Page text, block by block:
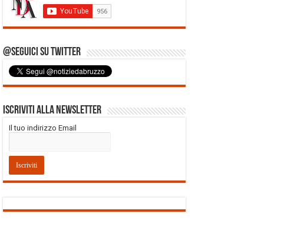
@Seguici su Twitter
Iscriviti alla Newsletter
Il tuo indirizzo Email